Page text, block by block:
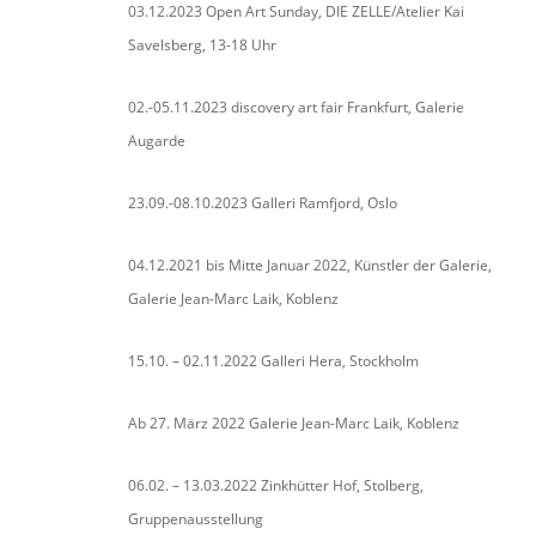
03.12.2023 Open Art Sunday, DIE ZELLE/Atelier Kai
Savelsberg, 13-18 Uhr
02.-05.11.2023 discovery art fair Frankfurt, Galerie
Augarde
23.09.-08.10.2023 Galleri Ramfjord, Oslo
04.12.2021 bis Mitte Januar 2022, Künstler der Galerie,
Galerie Jean-Marc Laik, Koblenz
15.10. – 02.11.2022 Galleri Hera, Stockholm
Ab 27. März 2022 Galerie Jean-Marc Laik, Koblenz
06.02. – 13.03.2022 Zinkhütter Hof, Stolberg,
Gruppenausstellung